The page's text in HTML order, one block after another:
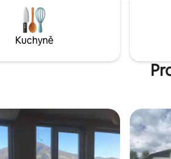
na světě – a nabízí
společný dvůr, bohémský
dvoupodlažní
s nádherným výhledem,
koutem pro
pobyt.
Kuchyně